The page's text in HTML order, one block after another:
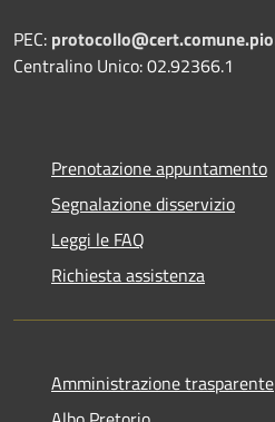
PEC:
Centralino Unico: 02.92366.1
Prenotazione appuntamento
Segnalazione disservizio
Leggi le FAQ
Richiesta assistenza
Amministrazione trasparente